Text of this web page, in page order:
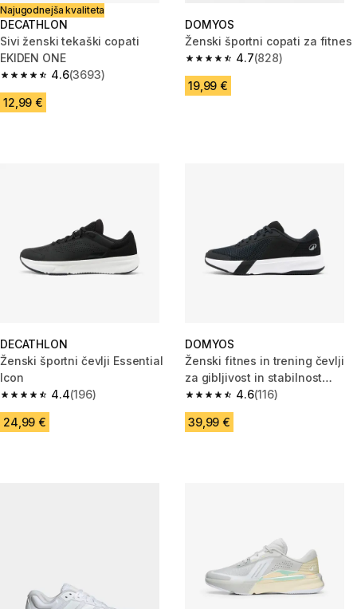
Najugodnejša kvaliteta
DECATHLON
Sivi ženski tekaški copati
EKIDEN ONE
4.6
4.6 od 5 zvezdic from 3693 ocene
(3693)
12,99 €
DOMYOS
Ženski športni copati za fitnes
4.7
4.7 od 5 zvezdic from 828
(828)
19,99 €
DECATHLON
Ženski športni čevlji Essential
Icon
4.4
4.4 od 5 zvezdic from 196 ocene
(196)
24,99 €
DOMYOS
Ženski fitnes in trening čevlji
za gibljivost in stabilnost
Energy
4.6
4.6 od 5 zvezdic from 116
(116)
39,99 €